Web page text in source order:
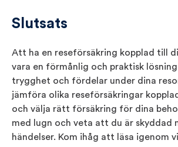
Slutsats
Att ha en reseförsäkring kopplad till
vara en förmånlig och praktisk
trygghet och fördelar under dina
jämföra olika reseförsäkringar
och välja rätt försäkring för dina
med lugn och veta att du är skyddad
händelser. Kom ihåg att läsa igenom